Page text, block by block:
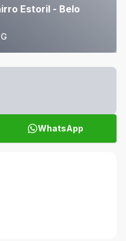
Estoril - Belo
WhatsApp